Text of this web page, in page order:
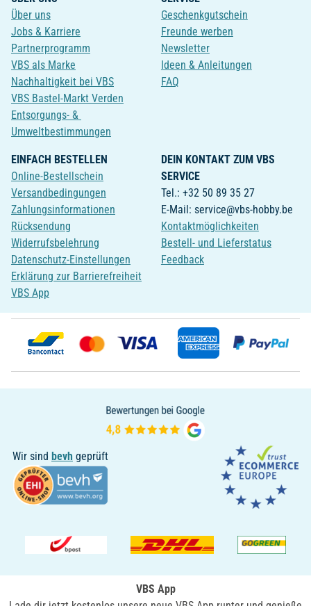
Über uns
Jobs & Karriere
Partnerprogramm
VBS als Marke
Nachhaltigkeit bei VBS
VBS Bastel-Markt Verden
Entsorgungs- &
Umweltbestimmungen
Geschenkgutschein
Freunde werben
Newsletter
Ideen & Anleitungen
FAQ
EINFACH BESTELLEN
Online-Bestellschein
Versandbedingungen
Zahlungsinformationen
Rücksendung
Widerrufsbelehrung
Datenschutz-Einstellungen
Erklärung zur Barrierefreiheit
VBS App
DEIN KONTAKT ZUM VBS
SERVICE
Tel.: +32 50 89 35 27
E-Mail: service@vbs-hobby.be
Kontaktmöglichkeiten
Bestell- und Lieferstatus
Feedback
Wir sind bevh geprüft
VBS App